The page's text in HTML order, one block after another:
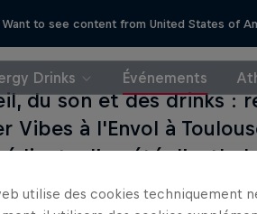
Want to see content from United States of
Drinks Événements
du son et des drinks :
Vibes à l'Envol à
d’un été
des litres de Red Bull
utilise des cookies techniquement